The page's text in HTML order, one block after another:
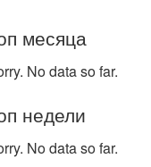
месяца
No data so far.
недели
No data so far.